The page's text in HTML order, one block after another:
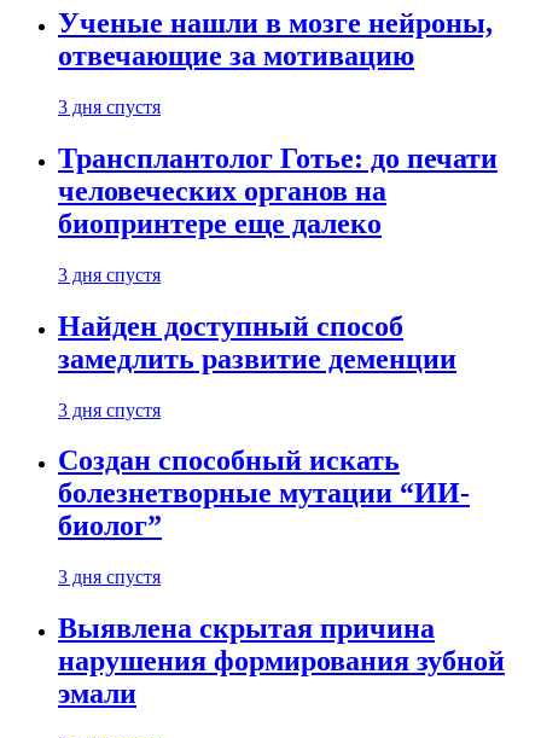
Ученые нашли в мозге нейроны,
отвечающие за мотивацию
3 дня спустя
Трансплантолог Готье: до печати
человеческих органов на
биопринтере еще далеко
3 дня спустя
Найден доступный способ
замедлить развитие деменции
3 дня спустя
Создан способный искать
болезнетворные мутации “ИИ-
биолог”
3 дня спустя
Выявлена скрытая причина
нарушения формирования зубной
эмали